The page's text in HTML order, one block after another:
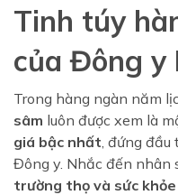
Tinh túy
của Đông y
Trong hàng ngàn năm
sâm luôn được xem là
giá bậc nhất , đứng
Đông y. Nhắc đến nhân
trường thọ và sức